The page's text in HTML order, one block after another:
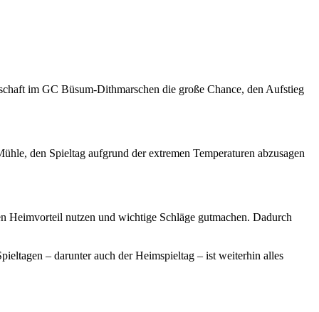
im GC Büsum-Dithmarschen die große Chance, den Aufstieg
den Spieltag aufgrund der extremen Temperaturen abzusagen
Heimvorteil nutzen und wichtige Schläge gutmachen. Dadurch
– darunter auch der Heimspieltag – ist weiterhin alles